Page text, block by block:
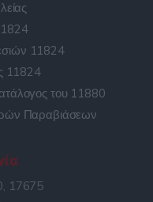
11824
11824
του 11880
Παραβιάσεων
17675